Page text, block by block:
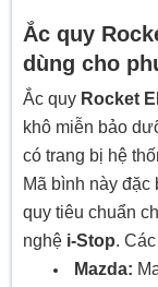
Ắc quy
dùng cho
Ắc quy Rocket
khô miễn bảo
có trang bị hệ
Mã bình này
quy tiêu chuẩn
nghệ i-Stop.
Mazda: